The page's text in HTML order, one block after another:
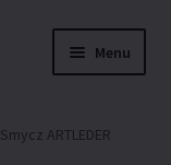
Menu
Smycz ARTLEDER